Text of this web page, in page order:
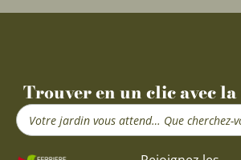
Trouver en un clic avec
Search
...